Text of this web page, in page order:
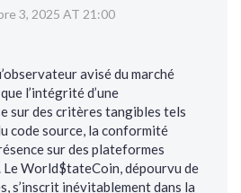
3, 2025 AT 21:00
avisé du marché
l’intégrité d’une
sur des critères tangibles tels
code source, la conformité
sur des plateformes
Le World$tateCoin, dépourvu de
s’inscrit inévitablement dans la